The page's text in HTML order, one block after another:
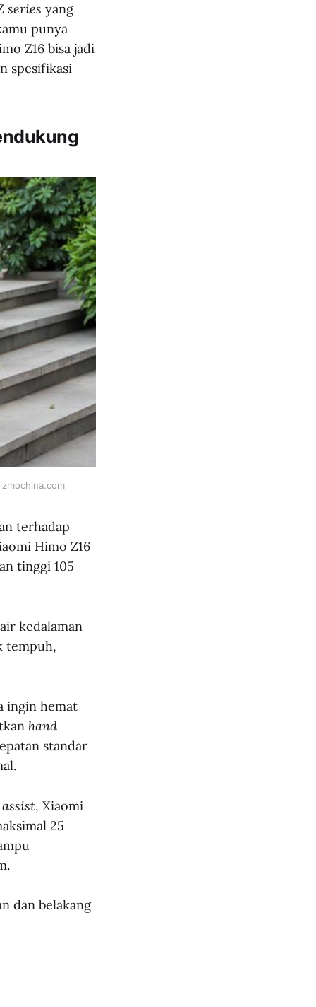
series yang
punya
Z16 bisa jadi
spesifikasi
terhadap
Himo Z16
tinggi 105
kedalaman
tempuh,
ingin hemat
hand
standar
, Xiaomi
25
dan belakang